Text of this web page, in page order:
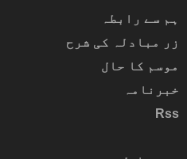
ہم سے رابطہ
زر مبادلہ کی شرح
موسم کا حال
خبرنامہ
Rss